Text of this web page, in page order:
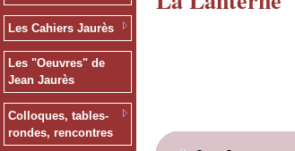
Les Cahiers Jaurès
Les "Oeuvres" de
Jean Jaurès
Colloques, tables-
rondes, rencontres